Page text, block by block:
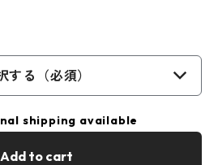
する（必須）
shipping available
Add to cart